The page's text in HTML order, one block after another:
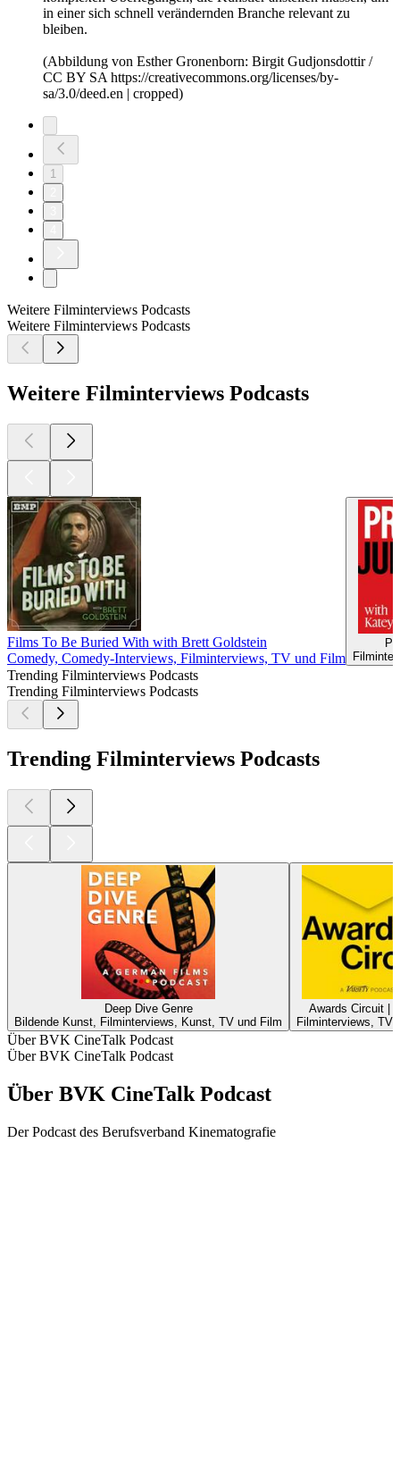
in einer sich schnell verändernden Branche relevant zu
bleiben.
(Abbildung von Esther Gronenborn: Birgit Gudjonsdottir /
CC BY SA https://creativecommons.org/licenses/by-
sa/3.0/deed.en | cropped)
1
Weitere Filminterviews Podcasts
Weitere Filminterviews Podcasts
Weitere Filminterviews Podcasts
Films To Be Buried With with Brett Goldstein
Comedy, Comedy-Interviews, Filminterviews, TV und Film
Trending Filminterviews Podcasts
Trending Filminterviews Podcasts
Trending Filminterviews Podcasts
Deep Dive Genre
Bildende Kunst, Filminterviews, Kunst, TV und Film
Awards Circuit |
Filminterviews, TV
Über BVK CineTalk Podcast
Über BVK CineTalk Podcast
Über BVK CineTalk Podcast
Der Podcast des Berufsverband Kinematografie